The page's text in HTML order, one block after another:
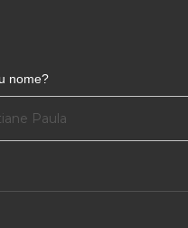
a JoiasGold é a joalheria
que deseja sem precisar
nome?